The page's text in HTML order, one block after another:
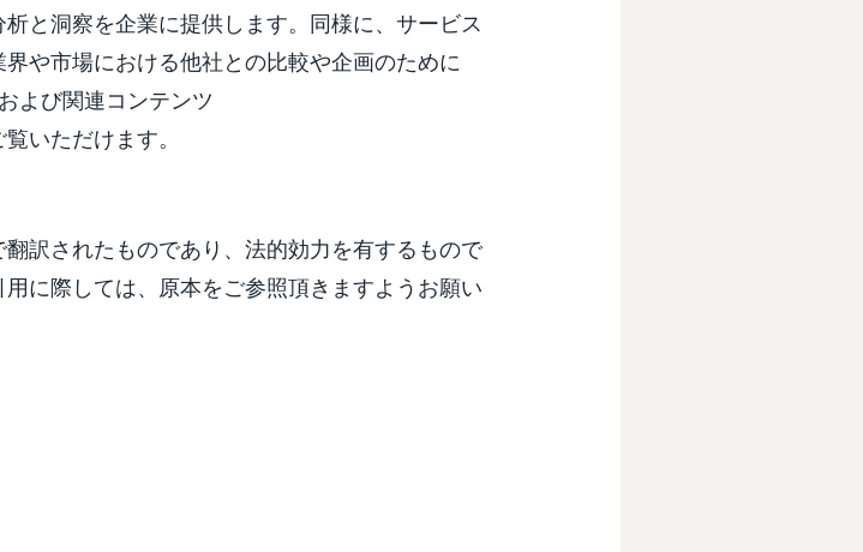
と洞察を企業に提供します。同様に、サービス
や市場における他社との比較や企画のために
よび関連コンテンツ
いただけます。
訳されたものであり、法的効力を有するもので
に際しては、原本をご参照頂きますようお願い